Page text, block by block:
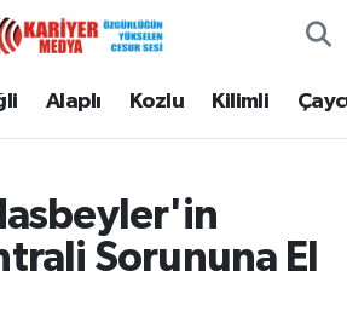
Alaplı Kozlu Kilimli
Sorununa El
Eczaneler
Vakitleri
Yoğunluk Haritası